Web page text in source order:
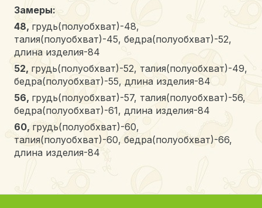
Замеры:
48, грудь(полуобхват)-48,
талия(полуобхват)-45, бедра(полуобхват)-52,
длина изделия-84
52, грудь(полуобхват)-52, талия(полуобхват)-49,
бедра(полуобхват)-55, длина изделия-84
56, грудь(полуобхват)-57, талия(полуобхват)-56,
бедра(полуобхват)-61, длина изделия-84
60, грудь(полуобхват)-60,
талия(полуобхват)-60, бедра(полуобхват)-66,
длина изделия-84